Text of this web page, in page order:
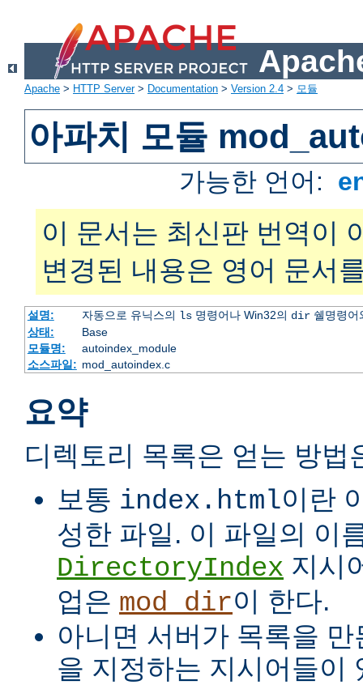
Apache > HTTP Server> Documentation > Version 2.4 > 모듈
아파치 모듈
가능한 언어:
이 문서는 최신판 번역이
변경된 내용은 영어 문서
설명: 자동으로 유닉스의 ls명령어나 Win32의 dir쉘명령어
상태:
Base
모듈명:
autoindex_module
소스파일: mod_autoindex.c
요약
디렉토리 목록은 얻는 방법
보통 index.html이란
성한 파일. 이 파일의 이
DirectoryIndex 지시
업은 mod_dir이 한다.
아니면 서버가 목록을
을 지정하는 지시어들이